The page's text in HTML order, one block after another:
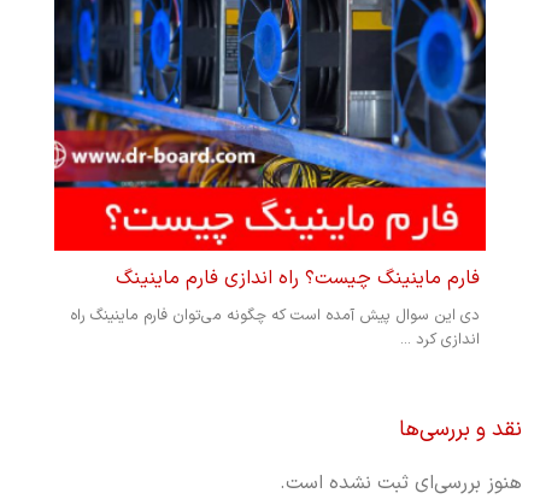
فارم ماینینگ چیست؟ راه اندازی فارم ماینینگ
دی این سوال پیش آمده است که چگونه می‌توان فارم ماینینگ راه
اندازی کرد ...
نقد و بررسی‌ها
هنوز بررسی‌ای ثبت نشده است.